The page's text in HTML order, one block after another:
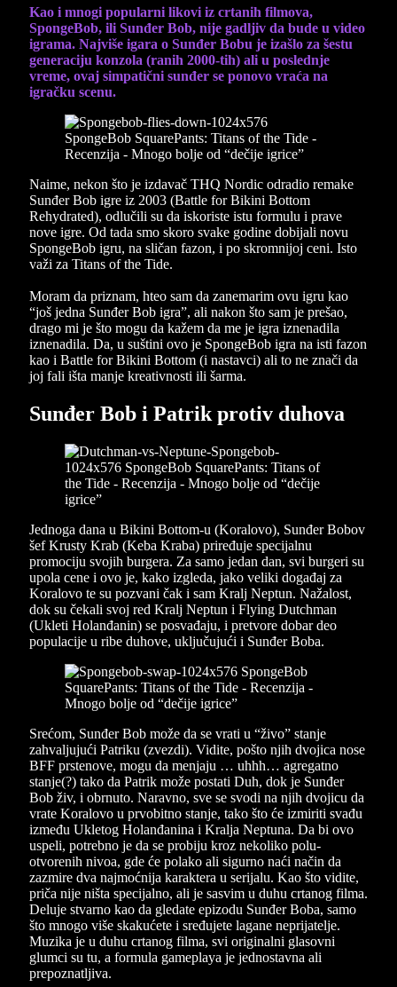
Kao i mnogi popularni likovi iz crtanih filmova,
SpongeBob, ili Sunđer Bob, nije gadljiv da bude u video
igrama. Najviše igara o Sunđer Bobu je izašlo za šestu
generaciju konzola (ranih 2000-tih) ali u poslednje
vreme, ovaj simpatični sunđer se ponovo vraća na
igračku scenu.
Naime, nekon što je izdavač THQ Nordic odradio remake
Sunđer Bob igre iz 2003 (Battle for Bikini Bottom
Rehydrated), odlučili su da iskoriste istu formulu i prave
nove igre. Od tada smo skoro svake godine dobijali novu
SpongeBob igru, na sličan fazon, i po skromnijoj ceni. Isto
važi za Titans of the Tide.
Moram da priznam, hteo sam da zanemarim ovu igru kao
“još jedna Sunđer Bob igra”, ali nakon što sam je prešao,
drago mi je što mogu da kažem da me je igra iznenadila
iznenadila. Da, u suštini ovo je SpongeBob igra na isti fazon
kao i Battle for Bikini Bottom (i nastavci) ali to ne znači da
joj fali išta manje kreativnosti ili šarma.
Sunđer Bob i Patrik protiv duhova
Jednoga dana u Bikini Bottom-u (Koralovo), Sunđer Bobov
šef Krusty Krab (Keba Kraba) priređuje specijalnu
promociju svojih burgera. Za samo jedan dan, svi burgeri su
upola cene i ovo je, kako izgleda, jako veliki događaj za
Koralovo te su pozvani čak i sam Kralj Neptun. Nažalost,
dok su čekali svoj red Kralj Neptun i Flying Dutchman
(Ukleti Holanđanin) se posvađaju, i pretvore dobar deo
populacije u ribe duhove, uključujući i Sunđer Boba.
Srećom, Sunđer Bob može da se vrati u “živo” stanje
zahvaljujući Patriku (zvezdi). Vidite, pošto njih dvojica nose
BFF prstenove, mogu da menjaju … uhhh… agregatno
stanje(?) tako da Patrik može postati Duh, dok je Sunđer
Bob živ, i obrnuto. Naravno, sve se svodi na njih dvojicu da
vrate Koralovo u prvobitno stanje, tako što će izmiriti svađu
između Ukletog Holanđanina i Kralja Neptuna. Da bi ovo
uspeli, potrebno je da se probiju kroz nekoliko polu-
otvorenih nivoa, gde će polako ali sigurno naći način da
zazmire dva najmoćnija karaktera u serijalu. Kao što vidite,
priča nije ništa specijalno, ali je sasvim u duhu crtanog filma.
Deluje stvarno kao da gledate epizodu Sunđer Boba, samo
što mnogo više skakućete i sređujete lagane neprijatelje.
Muzika je u duhu crtanog filma, svi originalni glasovni
glumci su tu, a formula gameplaya je jednostavna ali
prepoznatljiva.